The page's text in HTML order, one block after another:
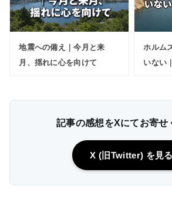
地震への備え｜今月と来
月、揺れに心を向けて
ホルム
いない
記事の感想をXにてお寄せ
X (旧Twitter) を見る